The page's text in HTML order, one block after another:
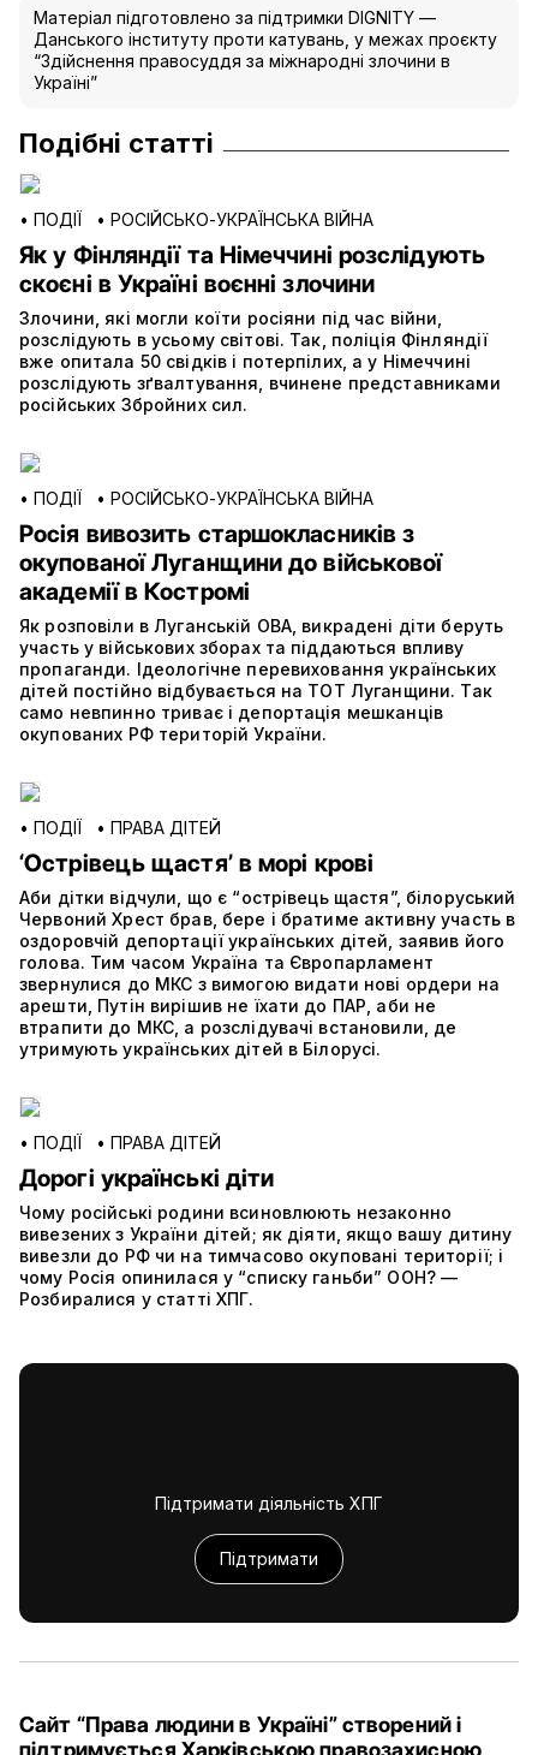
Матеріал підготовлено за підтримки DIGNITY —
Данського інституту проти катувань, у межах проєкту
“Здійснення правосуддя за міжнародні злочини в
Україні”
Подібні статті
• ПОДІЇ • РОСІЙСЬКО-УКРАЇНСЬКА ВІЙНА
Як у Фінляндії та Німеччині розслідують
скоєні в Україні воєнні злочини
Злочини, які могли коїти росіяни під час війни,
розслідують в усьому світові. Так, поліція Фінляндії
вже опитала 50 свідків і потерпілих, а у Німеччині
розслідують зґвалтування, вчинене представниками
російських Збройних сил.
• ПОДІЇ • РОСІЙСЬКО-УКРАЇНСЬКА ВІЙНА
Росія вивозить старшокласників з
окупованої Луганщини до військової
академії в Костромі
Як розповіли в Луганській ОВА, викрадені діти беруть
участь у військових зборах та піддаються впливу
пропаганди. Ідеологічне перевиховання українських
дітей постійно відбувається на ТОТ Луганщини. Так
само невпинно триває і депортація мешканців
окупованих РФ територій України.
• ПОДІЇ • ПРАВА ДІТЕЙ
‘Острівець щастя’ в морі крові
Аби дітки відчули, що є “острівець щастя”, білоруський
Червоний Хрест брав, бере і братиме активну участь в
оздоровчій депортації українських дітей, заявив його
голова. Тим часом Україна та Європарламент
звернулися до МКС з вимогою видати нові ордери на
арешти, Путін вирішив не їхати до ПАР, аби не
втрапити до МКС, а розслідувачі встановили, де
утримують українських дітей в Білорусі.
• ПОДІЇ • ПРАВА ДІТЕЙ
Дорогі українські діти
Чому російські родини всиновлюють незаконно
вивезених з України дітей; як діяти, якщо вашу дитину
вивезли до РФ чи на тимчасово окуповані території; і
чому Росія опинилася у “списку ганьби” ООН? —
Розбиралися у статті ХПГ.
Підтримати діяльність ХПГ
Підтримати
Сайт “Права людини в Україні” створений і
підтримується Харківською правозахисною